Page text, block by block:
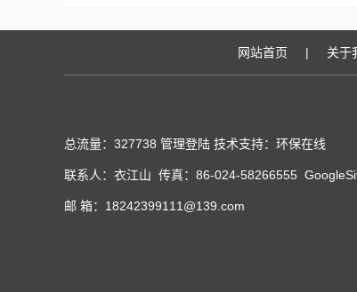
网站首页 | 关于
总流量：327738 管理登陆 技术支持： 环保在线
联系人：衣江山 传真：86-024-58266555
邮 箱：18242399111@139.com